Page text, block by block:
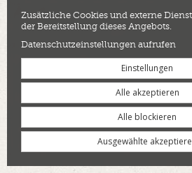
Zusätzliche Cookies und externe
der Bereitstellung dieses Angebots.
Datenschutzeinstellungen aufrufen
Einstellungen
Alle akzeptieren
Alle blockieren
Ausgewählte